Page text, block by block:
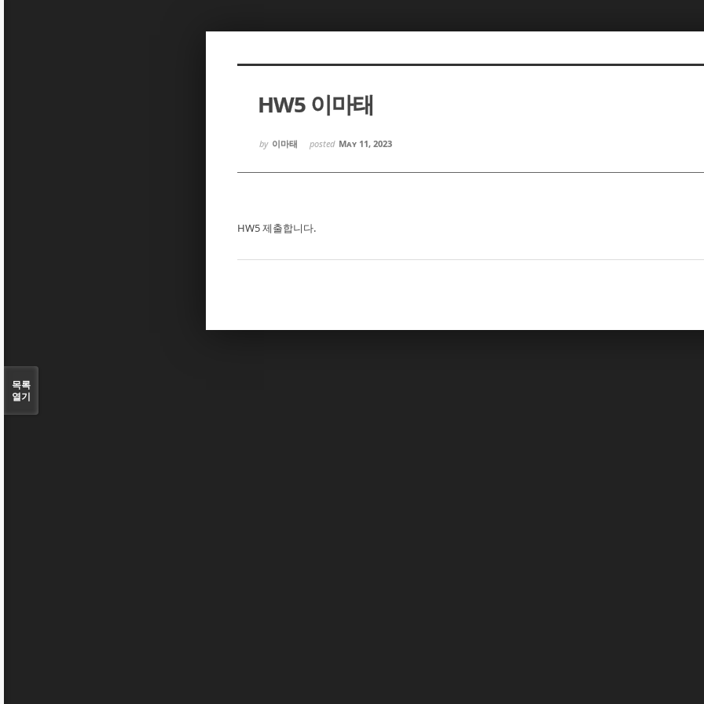
HW5 이마태
by 이마태 posted May 11, 2023
HW5 제출합니다.
목록
열기
Sketchbook5, 스케치북5
Sketchbook5, 스케치북5
Sketchbook5, 스케치북5
Sketchbook5, 스케치북5